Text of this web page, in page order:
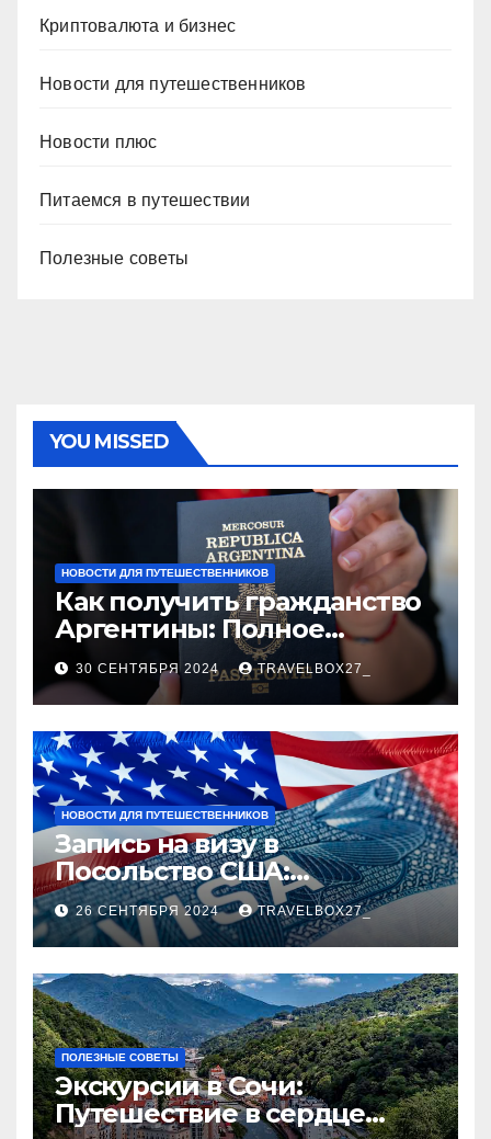
Криптовалюта и бизнес
Новости для путешественников
Новости плюс
Питаемся в путешествии
Полезные советы
YOU MISSED
НОВОСТИ ДЛЯ ПУТЕШЕСТВЕННИКОВ
Как получить гражданство
Аргентины: Полное
руководство
30 СЕНТЯБРЯ 2024 TRAVELBOX27_
НОВОСТИ ДЛЯ ПУТЕШЕСТВЕННИКОВ
Запись на визу в
Посольство США:
Пошаговое руководство
26 СЕНТЯБРЯ 2024 TRAVELBOX27_
ПОЛЕЗНЫЕ СОВЕТЫ
Экскурсии в Сочи:
Путешествие в сердце